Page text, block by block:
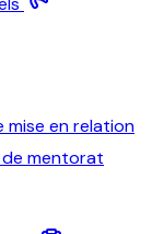
mise en relation
de mentorat